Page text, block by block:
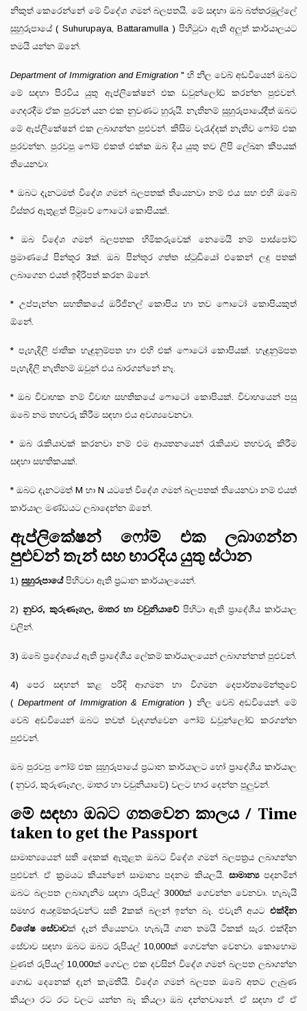
නිකුත් කෙරෙන්නේ මේ විදේශ ගමන් බලපතයි. මේ සඳහා ඔබ බත්තරමුල්ලේ
සුහුරුපායේ ( Suhurupaya, Battaramulla ) පිහිටුවා ඇති අලුත් කාර්යාලයට
තමයි යන්න ඕනේ.
Department of Immigration and Emigration " හි නිල වෙබ් අඩවියෙන් ඔබට
මේ සඳහා පිරවිය යුතු ඇප්ලිකේෂන් එක ඩවුන්ලෝඩ් කරන්න පුළුවන්.
ගෙදරදීම ඒක පුරවන් යන එක නුවණට හුරුයි. නැතිනම් සුහුරුපායේදීත් ඔබට
මේ ඇප්ලිකේෂන් එක ලබාගන්න පුළුවන්. කිසිම වැරැද්දක් නැතිව ෆෝම් එක
පුරවන්න. පුරවපු ෆෝම් එකත් එක්ක ඔබ දිය යුතු තව ලිපි ලේඛන කීපයක්
තියෙනවා:
* ඔබට දැනටමත් විදේශ ගමන් බලපතක් තියෙනවා නම් එය සහ එහි ඔබේ
විස්තර ඇතුළත් පිටුවේ ෆොටෝ කොපියක්.
* ඔබ විදේශ ගමන් බලපතක හිමිකරුවෙක් නෙමෙයි නම් පාස්පෝට්
ප්‍රමාණයේ පින්තූර 3ක්. ඔබ පින්තූර ගත්ත ස්ටූඩියෝ එකෙන් ලදු පතක්
ලබාගෙන එයත් ඉදිරිපත් කරන ඕනේ.
* උප්පැන්න සහතිකයේ ඔරිජිනල් කොපිය හා තව ෆොටෝ කොපියකුත්
ඕනේ.
* පැහැදිලි ජාතික හැඳුනුම්පත හා එහි එක් ෆොටෝ කොපියක්. හැඳුනුම්පත
පැහැදිලි නැතිනම් ඔවුන් එය බාරගන්නේ නෑ.
* ඔබ විවාහක නම් විවාහ සහතිකයේ ෆොටෝ කොපියක්. විවාහයෙන් පසු
ඔබේ නම තහවරු කිරීම සඳහා එය අවශ්‍යවෙනවා.
* ඔබ රැකියාවක් කරනවා නම් එම ආයතනයෙන් රැකියාව තහවරු කිරීම
සඳහා සහතිකයක්.
* ඔබට දැනටමත් M හා N යටතේ විදේශ ගමන් බලපතක් තියෙනවා නම් එයත්
කාර්යාල මණ්ඩයට ලබාදෙන්න ඕනේ.
ඇප්ලිකේෂන් ෆෝම් එක ලබාගන්න
පුළුවන් තැන් සහ භාරදිය යුතු ස්ථාන
1) සුහුරුපායේපිහිටවා ඇති ප්‍රධාන කාර්යාලයෙන්.
2) නුවර, කුරුණෑගල, මාතර හා වවුනියාවේපිහිටා ඇති ප්‍රාදේශීය කාර්යාල
වලින්.
3) ඔබේ ප්‍රදේශයේ ඇති ප්‍රාදේශීය ලේකම් කාර්යාලයෙන් ලබාගන්නත් පුළුවන්.
4) පෙර සඳහන් කළ පරිදි ආගමන හා විගමන දෙපාර්තමේන්තුවේ
( Department of Immigration & Emigration ) නිල වෙබ් අඩවියෙන්. මේ
වෙබ් අඩවියෙන් ඔබට තවත් වැදගත්වෙන ෆෝම් ඩවුන්ලෝඩ් කරගන්න
පුළුවන්.
ඔබ පුරවපු ෆෝම් එක සුහුරුපායේ ප්‍රධාන කාර්යාලට හෝ ප්‍රාදේශීය කාර්යාල
( නුවර, කුරුණෑගල, මාතර හා වවුනියාවේ) වලට භාර දෙන්න පුලුවන්.
මේ සඳහා ඔබට ගතවෙන කාලය / Time
taken to get the Passport
සාමාන්‍යයෙන් සති දෙකක් ඇතුළත ඔබට විදේශ ගමන් බලපත්‍රය ලබාගන්න
පුළුවන්. ඒ ක්‍රමයට කියන්නේ සාමාන්‍ය පදනම කියලයි. සාමාන්‍යපදනමින්
ඔබට බලපත ලබාගැනීම සඳහා රුපියල් 3000ක් ගෙවන්න වෙනවා. හැබැයි
සමහර අයඳුම්කරුවන්ට සති 2කක් බලන් ඉන්න බෑ. එවැනි අයට එක්දින
විශේෂ සේවාවක් දැන් තියෙනවා. හැබැයි ගාන තමයි ටිකක් සැර. එක්දින
සේවාව සඳහා ඔබට ඔබට රුපියල් 10,000ක් ගෙවන්න වෙනවා. කොහොම
වුණත් රුපියල් 10,000ක් ගෙවල එක දවසින් විදේශ ගමන් බලපත ලබාගන්න
ගොඩ දෙනෙක් දැන් කැමතියි. විදේශ ගමන් බලපත ඔබේ අතට ලැබුණ
කියලා රට රට වලට යන්න බෑ කියලා ඔබ දන්නවානේ. ඒ සඳහා ඒ ඒ